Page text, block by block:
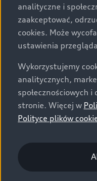
analityczne i
zaakceptować,
cookies. Może
ustawienia
Wykorzystujemy
analitycznych,
społecznościowych
stronie. Więcej w
Polityce plików